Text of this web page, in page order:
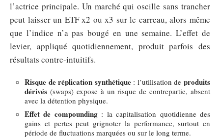
l’actrice principale. Un marché qui oscille sans trancher
peut laisser un ETF x2 ou x3 sur le carreau, alors même
que l’indice n’a pas bougé en une semaine. L’effet de
levier, appliqué quotidiennement, produit parfois des
résultats contre-intuitifs.
Risque de réplication synthétique: l’utilisation deproduits
dérivés (swaps) expose à un risque de contrepartie, absent
avec la détention physique.
Effet de compounding: la capitalisation quotidienne des
gains et pertes peut grignoter la performance, surtout en
période de fluctuations marquées ou sur le long terme.